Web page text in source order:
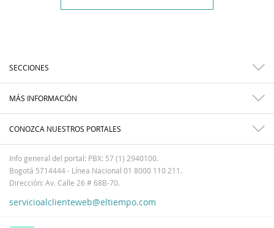
SECCIONES
MÁS INFORMACIÓN
CONOZCA NUESTROS PORTALES
Info general del portal: PBX: 57 (1) 2940100.
Bogotá 5714444 - Línea Nacional 01 8000 110 211.
Dirección: Av. Calle 26 # 68B-70.
servicioalclienteweb@eltiempo.com